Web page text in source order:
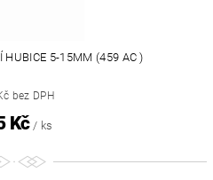
HUBICE 5-15MM (459 AC )
bez DPH
Kč / ks